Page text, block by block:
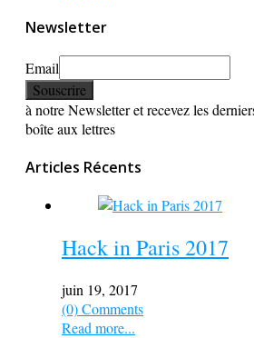
Newsletter
Email
à notre Newsletter et recevez les
boîte aux lettres
Articles Récents
Hack in Paris 2017
juin 19, 2017
(0) Comments
Read more...